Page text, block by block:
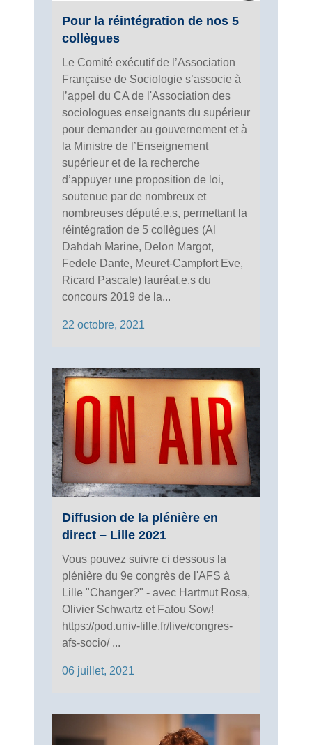
Pour la réintégration de nos 5
collègues
Le Comité exécutif de l’Association
Française de Sociologie s’associe à
l’appel du CA de l'Association des
sociologues enseignants du supérieur
pour demander au gouvernement et à
la Ministre de l’Enseignement
supérieur et de la recherche
d’appuyer une proposition de loi,
soutenue par de nombreux et
nombreuses député.e.s, permettant la
réintégration de 5 collègues (Al
Dahdah Marine, Delon Margot,
Fedele Dante, Meuret-Campfort Eve,
Ricard Pascale) lauréat.e.s du
concours 2019 de la...
22 octobre, 2021
Diffusion de la plénière en
direct – Lille 2021
Vous pouvez suivre ci dessous la
plénière du 9e congrès de l'AFS à
Lille "Changer?" - avec Hartmut Rosa,
Olivier Schwartz et Fatou Sow!
https://pod.univ-lille.fr/live/congres-
afs-socio/ ...
06 juillet, 2021